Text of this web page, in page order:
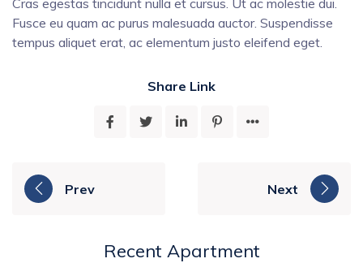
Cras egestas tincidunt nulla et cursus. Ut ac molestie dui.
Fusce eu quam ac purus malesuada auctor. Suspendisse
tempus aliquet erat, ac elementum justo eleifend eget.
Share Link
Prev Next
Recent Apartment